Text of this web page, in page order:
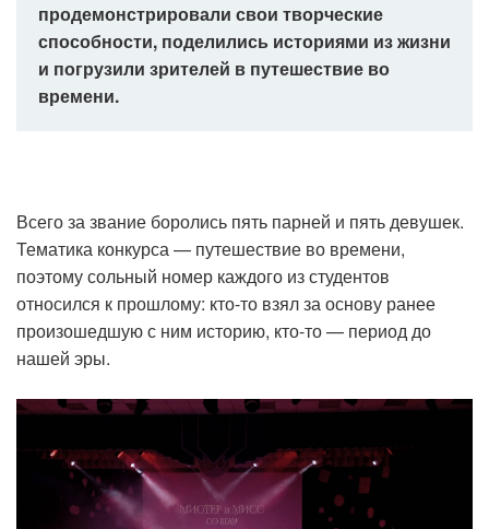
продемонстрировали свои творческие
способности, поделились историями из жизни
и погрузили зрителей в путешествие во
времени.
Всего за звание боролись пять парней и пять девушек.
Тематика конкурса — путешествие во времени,
поэтому сольный номер каждого из студентов
относился к прошлому: кто-то взял за основу ранее
произошедшую с ним историю, кто-то — период до
нашей эры.